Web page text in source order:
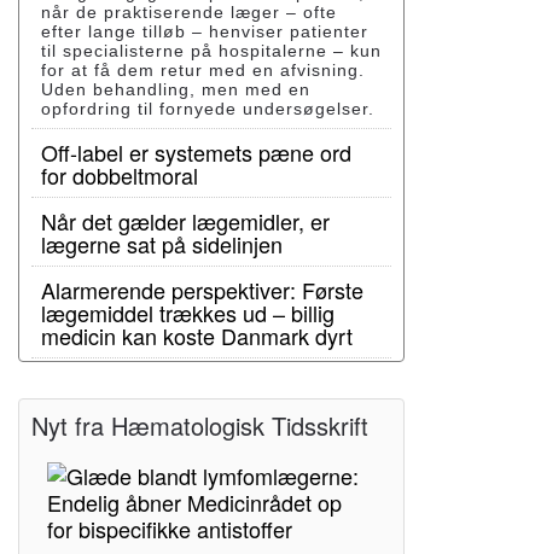
når de praktiserende læger – ofte
efter lange tilløb – henviser patienter
til specialisterne på hospitalerne – kun
for at få dem retur med en afvisning.
Uden behandling, men med en
opfordring til fornyede undersøgelser.
Off-label er systemets pæne ord
for dobbeltmoral
Når det gælder lægemidler, er
lægerne sat på sidelinjen
Alarmerende perspektiver: Første
lægemiddel trækkes ud – billig
medicin kan koste Danmark dyrt
Nyt fra Hæmatologisk Tidsskrift